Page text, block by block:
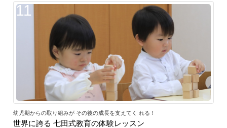
11
幼児期からの取り組みが その後の成長を支えてく れる！
世界に誇る 七田式教育の体験レッスン